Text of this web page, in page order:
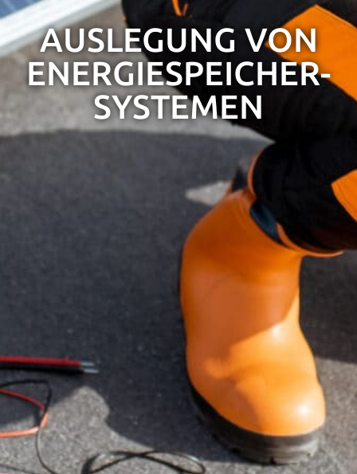
AUSLEGUNG VON
ENERGIESPEICHER-
SYSTEMEN